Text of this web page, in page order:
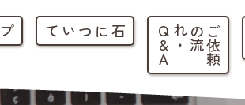
プラン一覧 石について ご
依
頼
の
流
れ
・
Q
&
A